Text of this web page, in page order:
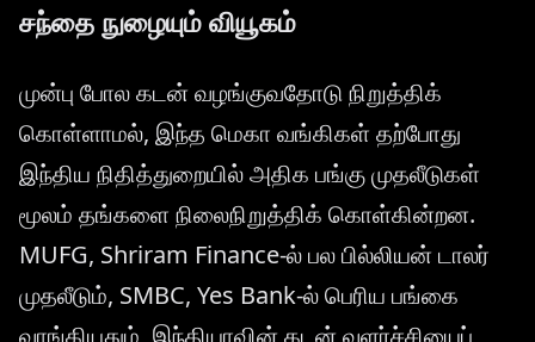
சந்தை நுழையும் வியூகம்
முன்பு போல கடன் வழங்குவதோடு நிறுத்திக்
கொள்ளாமல், இந்த மெகா வங்கிகள் தற்போது
இந்திய நிதித்துறையில் அதிக பங்கு முதலீடுகள்
மூலம் தங்களை நிலைநிறுத்திக் கொள்கின்றன.
MUFG, Shriram Finance-ல் பல பில்லியன் டாலர்
முதலீடும், SMBC, Yes Bank-ல் பெரிய பங்கை
வாங்கியதும், இந்தியாவின் கடன் வளர்ச்சியைப்